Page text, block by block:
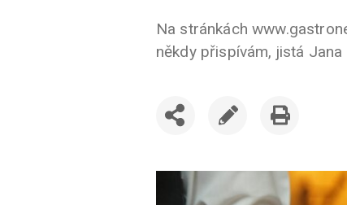
Na stránkách
někdy přispívám, jistá